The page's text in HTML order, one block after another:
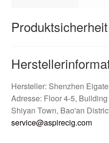
Produktsicherheit
Hersteller: Shenzhen
Adresse: Floor 4-5,
Shiyan Town, Bao'an
service@aspirecig.com